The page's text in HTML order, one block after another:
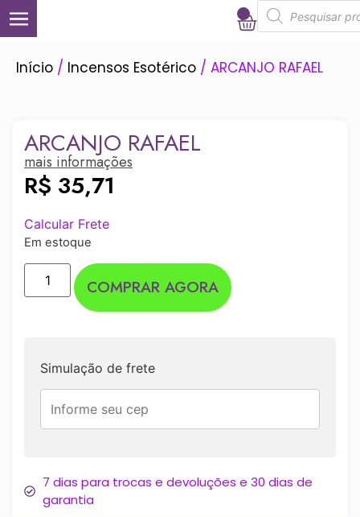
Início / Incensos Esotérico / ARCANJO RAFAEL
ARCANJO RAFAEL
mais informações
R$ 35,71
Calcular Frete
Em estoque
COMPRAR AGORA
Simulação de frete
7 dias para trocas e devoluções e 30 dias de
garantia